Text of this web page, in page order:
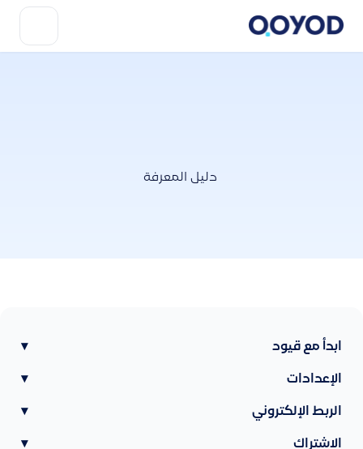
دليل المعرفة
ابدأ مع قيود ▾
الإعدادات ▾
الربط الإلكتروني ▾
الاشتراك ▾